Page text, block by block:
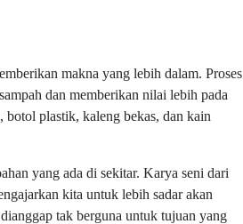
makna yang lebih dalam. Proses
dan memberikan nilai lebih pada
botol plastik, kaleng bekas, dan kain
yang ada di sekitar. Karya seni dari
kita untuk lebih sadar akan
tak berguna untuk tujuan yang